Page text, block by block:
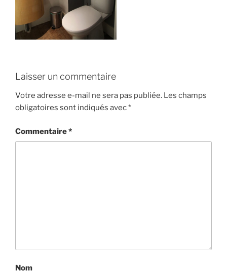
Laisser un commentaire
Votre adresse e-mail ne sera pas publiée. Les champs
obligatoires sont indiqués avec*
Commentaire*
Nom